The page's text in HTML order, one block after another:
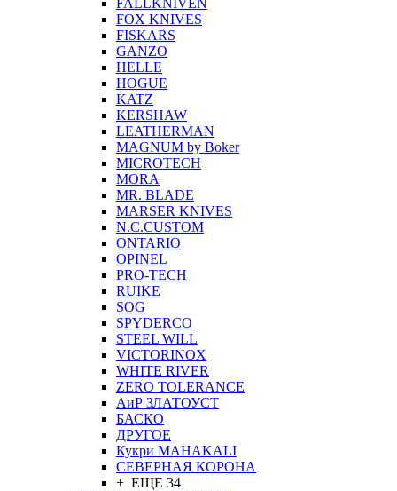
FALLKNIVEN
FOX KNIVES
FISKARS
GANZO
HELLE
HOGUE
KATZ
KERSHAW
LEATHERMAN
MAGNUM by Boker
MICROTECH
MORA
MR. BLADE
MARSER KNIVES
N.C.CUSTOM
ONTARIO
OPINEL
PRO-TECH
RUIKE
SOG
SPYDERCO
STEEL WILL
VICTORINOX
WHITE RIVER
ZERO TOLERANCE
АиР ЗЛАТОУСТ
БАСКО
ДРУГОЕ
Кукри MAHAKALI
СЕВЕРНАЯ КОРОНА
+ ЕЩЕ 34